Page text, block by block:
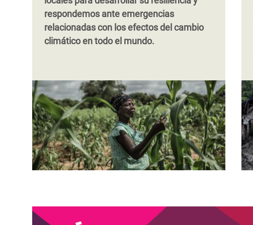
Paginación
Paginación
respondemos ante emergencias
relacionadas con los efectos del cambio
climático en todo el mundo.